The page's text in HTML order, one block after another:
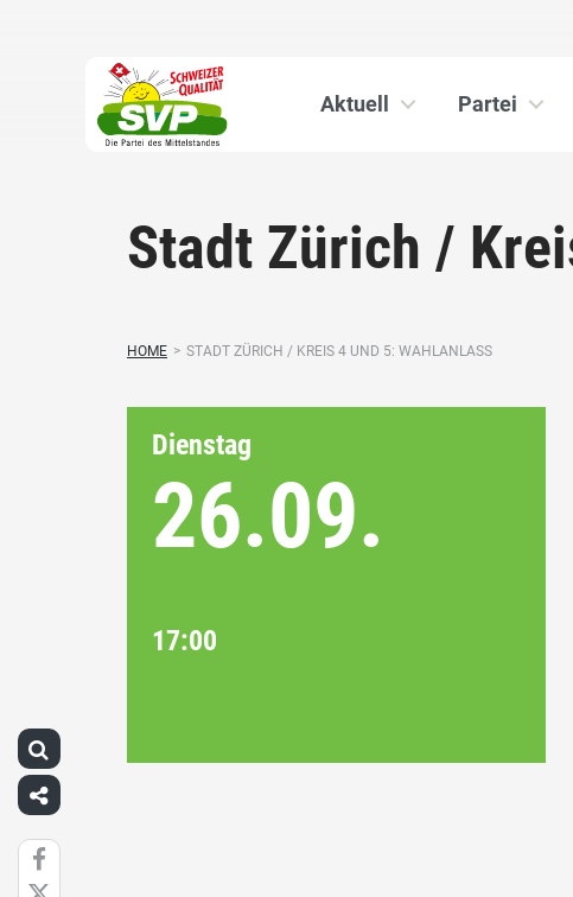
Aktuell Partei
Stadt Zürich /
HOME > STADT ZÜRICH / KREIS 4 UND 5: WAHLANLASS
Dienstag
26.09.
17:00